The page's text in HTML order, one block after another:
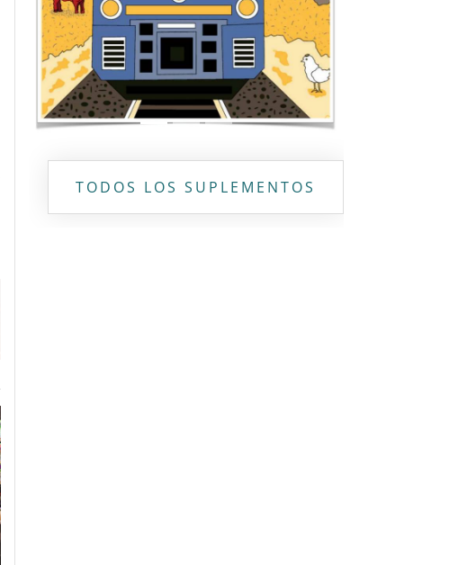
TODOS LOS SUPLEMENTOS